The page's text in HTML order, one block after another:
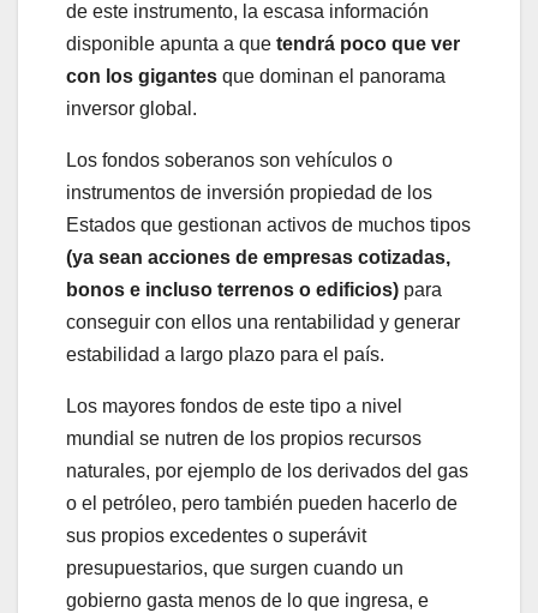
de este instrumento, la escasa información
disponible apunta a que tendrá poco que ver
con los gigantes que dominan el panorama
inversor global.
Los fondos soberanos son vehículos o
instrumentos de inversión propiedad de los
Estados que gestionan activos de muchos tipos
(ya sean acciones de empresas cotizadas,
bonos e incluso terrenos o edificios) para
conseguir con ellos una rentabilidad y generar
estabilidad a largo plazo para el país.
Los mayores fondos de este tipo a nivel
mundial se nutren de los propios recursos
naturales, por ejemplo de los derivados del gas
o el petróleo, pero también pueden hacerlo de
sus propios excedentes o superávit
presupuestarios, que surgen cuando un
gobierno gasta menos de lo que ingresa, e